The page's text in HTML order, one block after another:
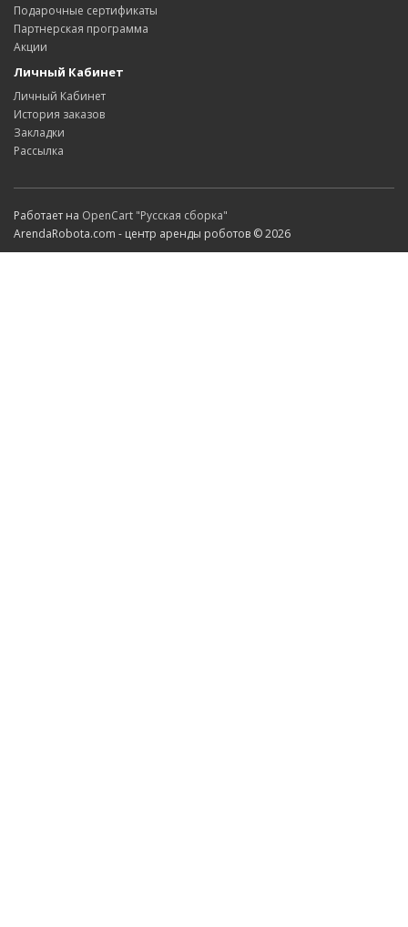
Подарочные сертификаты
Партнерская программа
Акции
Личный Кабинет
Личный Кабинет
История заказов
Закладки
Рассылка
Работает на OpenCart "Русская сборка"
ArendaRobota.com - центр аренды роботов © 2026